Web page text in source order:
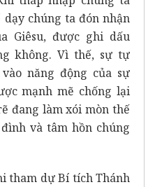
chúng ta đón nhận
Giêsu, được ghi dấu
không. Vì thế, sự tự
năng động của sự
mạnh mẽ chống lại
đang làm xói mòn thế
và tâm hồn chúng
tham dự Bí tích Thánh